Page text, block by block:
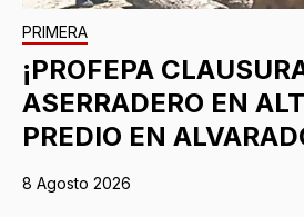
PRIMERA
¡PROFEPA
ASERRADERO EN
PREDIO EN
8 Agosto 2026